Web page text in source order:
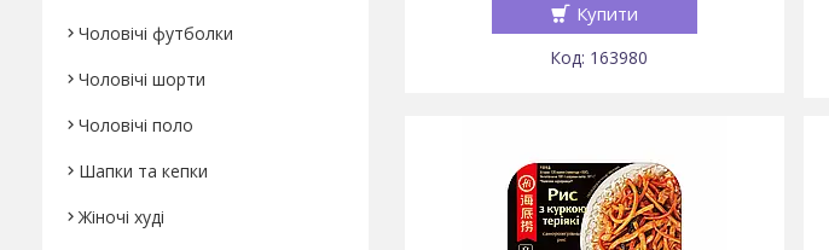
Купити
163980
Чоловічі футболки
Чоловічі шорти
Чоловічі поло
Шапки та кепки
Жіночі худі